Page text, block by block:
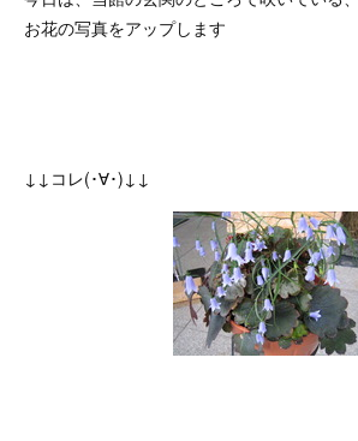
お花の写真をアップします
↓↓コレ(･∀･)↓↓